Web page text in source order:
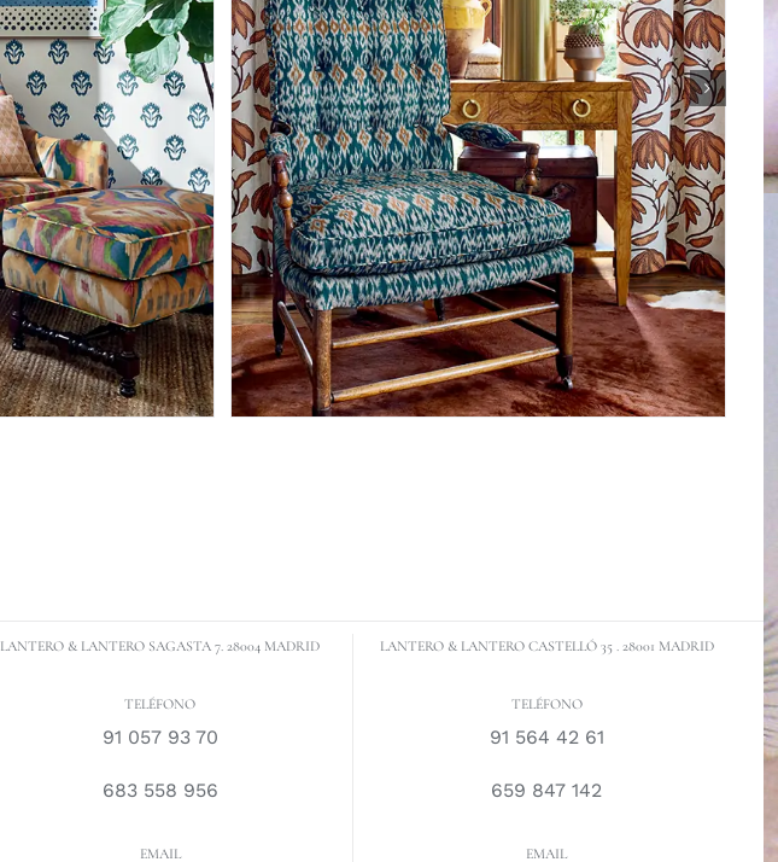
LANTERO & LANTERO SAGASTA 7. 28004 MADRID
TELÉFONO
91 057 93 70
683 558 956
EMAIL
LANTERO & LANTERO CASTELLÓ 35 . 28001 MADRID
TELÉFONO
91 564 42 61
659 847 142
EMAIL